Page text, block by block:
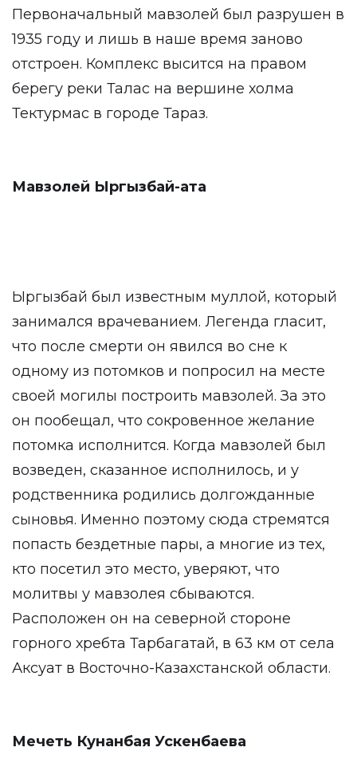
Первоначальный мавзолей был разрушен в
1935 году и лишь в наше время заново
отстроен. Комплекс высится на правом
берегу реки Талас на вершине холма
Тектурмас в городе Тараз.
Мавзолей Ыргызбай-ата
Ыргызбай был известным муллой, который
занимался врачеванием. Легенда гласит,
что после смерти он явился во сне к
одному из потомков и попросил на месте
своей могилы построить мавзолей. За это
он пообещал, что сокровенное желание
потомка исполнится. Когда мавзолей был
возведен, сказанное исполнилось, и у
родственника родились долгожданные
сыновья. Именно поэтому сюда стремятся
попасть бездетные пары, а многие из тех,
кто посетил это место, уверяют, что
молитвы у мавзолея сбываются.
Расположен он на северной стороне
горного хребта Тарбагатай, в 63 км от села
Аксуат в Восточно-Казахстанской области.
Мечеть Кунанбая Ускенбаева